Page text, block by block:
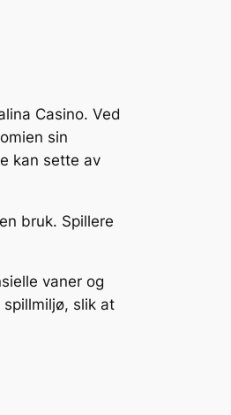
Casino. Ved
sin
kan sette av
bruk. Spillere
vaner og
slik at